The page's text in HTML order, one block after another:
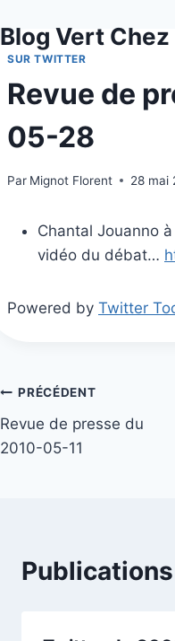
au
contenu
Blog Vert Chez
SUR TWITTER
Revue de
05-28
Par Mignot Florent 28 mai
Chantal Jouanno
vidéo du débat…
Powered by Twitter
Navigation
de
PRÉCÉDENT
Revue de presse du
2010-05-11